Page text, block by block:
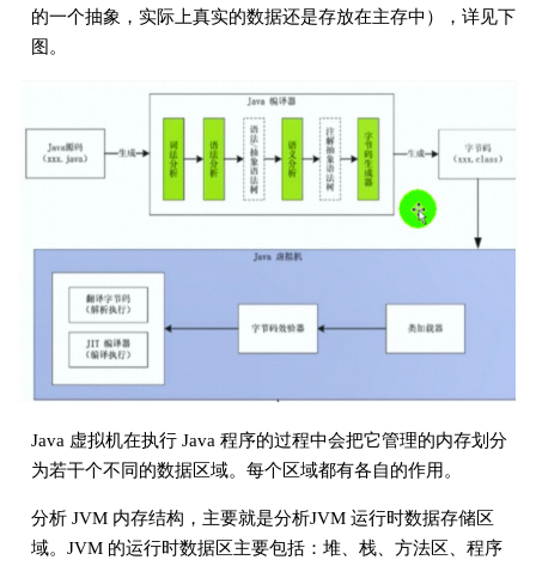
的一个抽象，实际上真实的数据还是存放在主存中），详见下
图。
Java 虚拟机在执行 Java 程序的过程中会把它管理的内存划分
为若干个不同的数据区域。每个区域都有各自的作用。
分析 JVM 内存结构，主要就是分析JVM 运行时数据存储区
域。JVM 的运行时数据区主要包括：堆、栈、方法区、程序